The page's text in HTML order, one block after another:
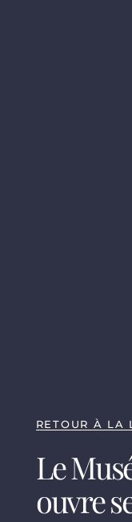
RETOUR À LA
Le
ouvre